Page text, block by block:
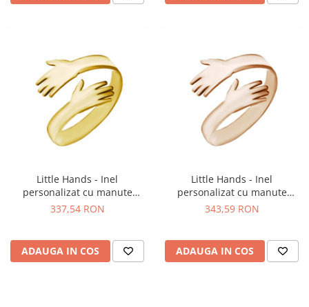
Little Hands - Inel
personalizat cu manute
reglabil asimetric din argint
337,54 RON
ADAUGA IN COS
Little Hands - Inel
personalizat cu manute
reglabil asimetric din argint
343,59 RON
ADAUGA IN COS